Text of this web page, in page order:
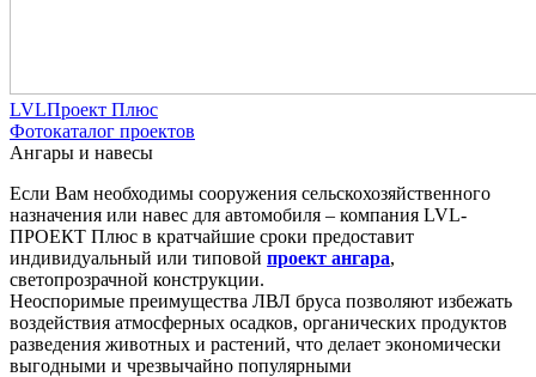
LVLПроект Плюс
Фотокаталог проектов
Ангары и навесы
Если Вам необходимы сооружения сельскохозяйственного
назначения или навес для автомобиля – компания LVL-
ПРОЕКТ Плюс в кратчайшие сроки предоставит
индивидуальный или типовой проект ангара,
светопрозрачной конструкции.
Неоспоримые преимущества ЛВЛ бруса позволяют избежать
воздействия атмосферных осадков, органических продуктов
разведения животных и растений, что делает экономически
выгодными и чрезвычайно популярными